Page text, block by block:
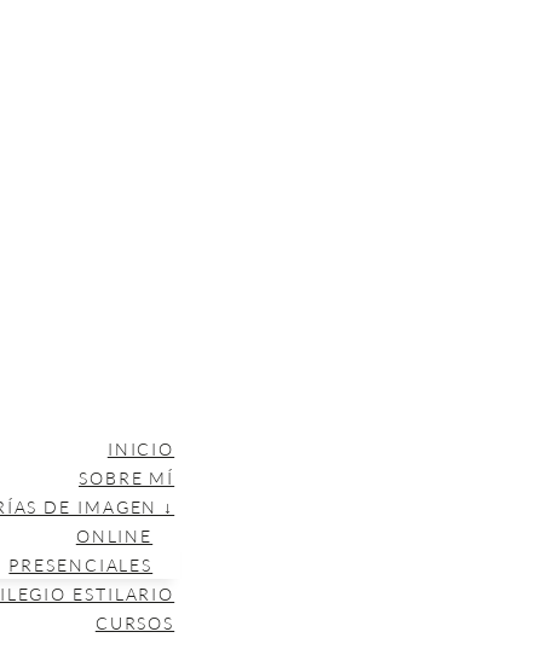
INICIO
SOBRE MÍ
DE IMAGEN ↓
ONLINE
PRESENCIALES
ESTILARIO
CURSOS